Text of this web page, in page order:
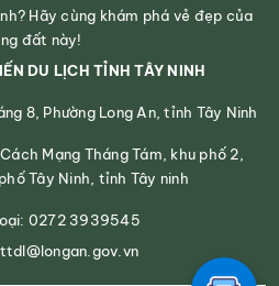
Hãy cùng khám phá vẻ đẹp của
đất này!
DU LỊCH TỈNH TÂY NINH
8, Phường Long An, tỉnh Tây Ninh
Mạng Tháng Tám, khu phố 2,
Tây Ninh, tỉnh Tây ninh
0272 3939545